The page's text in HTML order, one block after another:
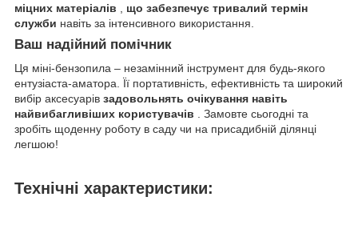
міцних матеріалів
що забезпечує тривалий термін
служби навіть за інтенсивного використання.
Ваш надійний помічник
Ця міні-бензопила – незамінний інструмент для будь-якого
ентузіаста-аматора. Її портативність, ефективність та широкий
вибір аксесуарів задовольнять очікування навіть
найвибагливіших користувачів . Замовте сьогодні та
зробіть щоденну роботу в саду чи на присадибній ділянці
легшою!
Технічні характеристики: